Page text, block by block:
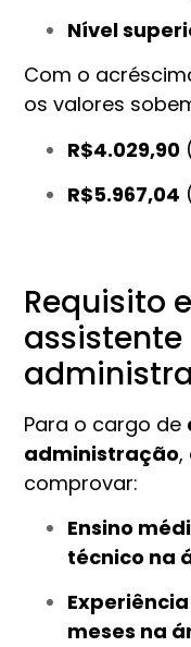
Nível
Com o
os valores
R$4.029,90
R$5.967,04
Requisito
assistente
Para o cargo de
administração,
comprovar:
Ensino
técnico na
meses na